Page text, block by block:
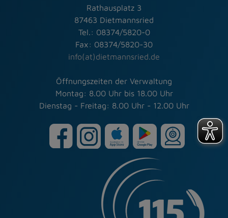
Rathausplatz 3
87463 Dietmannsried
Tel.: 08374/5820-0
Fax: 08374/5820-30
info(at)dietmannsried.de
Öffnungszeiten der Verwaltung
Montag: 8.00 Uhr bis 18.00 Uhr
Dienstag - Freitag: 8.00 Uhr - 12.00 Uhr